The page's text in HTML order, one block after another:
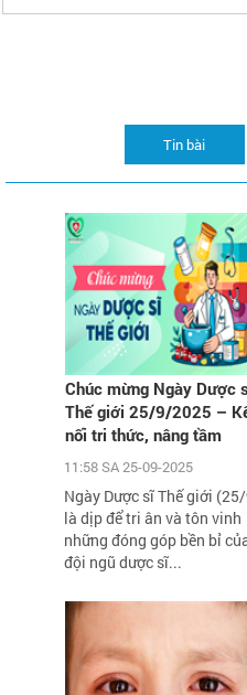
Tin bài
Chúc mừng Ngày Dược
Thế giới 25/9/2025 –
nối tri thức, nâng tầm
chăm sóc sức khỏe cộng
11:58 SA 25-09-2025
Ngày Dược sĩ Thế giới
là dịp để tri ân và tôn vinh
những đóng góp bền bỉ
đội ngũ dược sĩ...